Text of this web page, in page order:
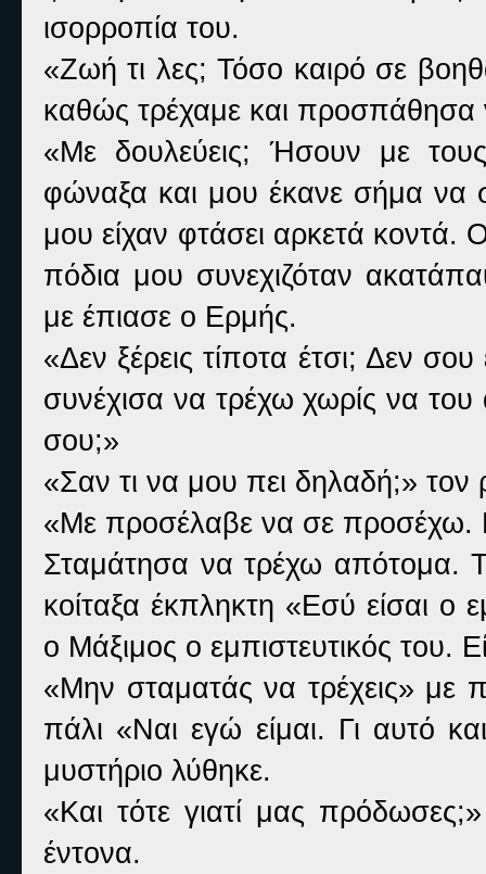
ισορροπία του.
«Ζωή τι λες; Τόσο καιρό σε
καθώς τρέχαμε και
«Με δουλεύεις; Ήσουν με
φώναξα και μου έκανε σήμα να
μου είχαν φτάσει αρκετά
πόδια μου συνεχιζόταν
με έπιασε ο Ερμής.
«Δεν ξέρεις τίποτα έτσι; Δεν
συνέχισα να τρέχω χωρίς να
σου;»
«Σαν τι να μου πει δηλαδή;»
«Με προσέλαβε να σε προσέχω.
Σταμάτησα να τρέχω απότομα.
κοίταξα έκπληκτη «Εσύ είσαι ο
ο Μάξιμος ο εμπιστευτικός του.
«Μην σταματάς να τρέχεις» με
πάλι «Ναι εγώ είμαι. Γι αυτό
μυστήριο λύθηκε.
«Και τότε γιατί μας
έντονα.